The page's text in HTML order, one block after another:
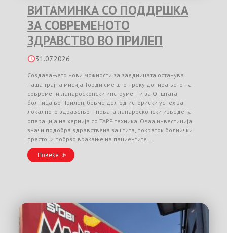
ВИТАМИНКА СО ПОДДРШКА
ЗА СОВРЕМЕНОТО
ЗДРАВСТВО ВО ПРИЛЕП
31.07.2026
Создавањето нови можности за заедницата останува
наша трајна мисија. Горди сме што преку донирањето на
современи лапароскопски инструменти за Општата
болница во Прилеп, бевме дел од историски успех за
локалното здравство – првата лапароскопски изведена
операција на хернија со TAPP техника. Оваа инвестиција
значи подобра здравствена заштита, пократок болнички
престој и побрзо враќање на пациентите …
Повеќе